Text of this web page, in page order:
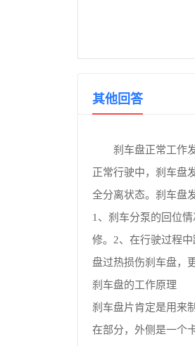
其他回答
刹车盘正常工作
正常行驶中，刹车盘
全分离状态。刹车盘
1、刹车分泵的回位
修。2、在行驶过程
盘过热损伤刹车盘，
刹车盘的工作原理
刹车盘片肯定是用来
在部分，外侧是一个